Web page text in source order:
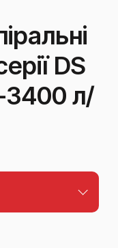
DS
3400 л/